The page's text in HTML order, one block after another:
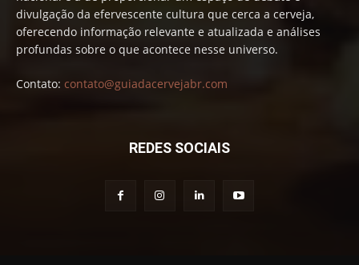
divulgação da efervescente cultura que cerca a cerveja,
oferecendo informação relevante e atualizada e análises
profundas sobre o que acontece nesse universo.
Contato: contato@guiadacervejabr.com
REDES SOCIAIS